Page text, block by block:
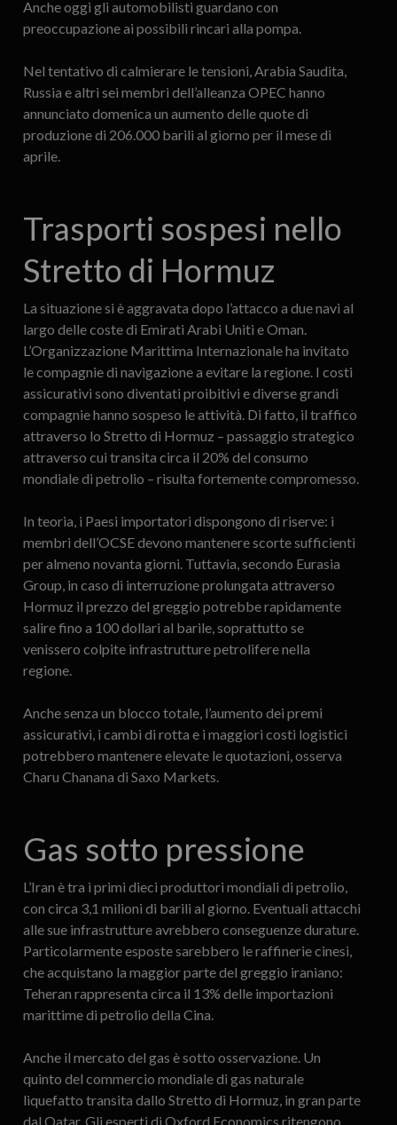
Anche oggi gli automobilisti guardano con
preoccupazione ai possibili rincari alla pompa.
Nel tentativo di calmierare le tensioni, Arabia Saudita,
Russia e altri sei membri dell’alleanza OPEC hanno
annunciato domenica un aumento delle quote di
produzione di 206.000 barili al giorno per il mese di
aprile.
Trasporti sospesi nello
Stretto di Hormuz
La situazione si è aggravata dopo l’attacco a due navi al
largo delle coste di Emirati Arabi Uniti e Oman.
L’Organizzazione Marittima Internazionale ha invitato
le compagnie di navigazione a evitare la regione. I costi
assicurativi sono diventati proibitivi e diverse grandi
compagnie hanno sospeso le attività. Di fatto, il traffico
attraverso lo Stretto di Hormuz – passaggio strategico
attraverso cui transita circa il 20% del consumo
mondiale di petrolio – risulta fortemente compromesso.
In teoria, i Paesi importatori dispongono di riserve: i
membri dell’OCSE devono mantenere scorte sufficienti
per almeno novanta giorni. Tuttavia, secondo Eurasia
Group, in caso di interruzione prolungata attraverso
Hormuz il prezzo del greggio potrebbe rapidamente
salire fino a 100 dollari al barile, soprattutto se
venissero colpite infrastrutture petrolifere nella
regione.
Anche senza un blocco totale, l’aumento dei premi
assicurativi, i cambi di rotta e i maggiori costi logistici
potrebbero mantenere elevate le quotazioni, osserva
Charu Chanana di Saxo Markets.
Gas sotto pressione
L’Iran è tra i primi dieci produttori mondiali di petrolio,
con circa 3,1 milioni di barili al giorno. Eventuali attacchi
alle sue infrastrutture avrebbero conseguenze durature.
Particolarmente esposte sarebbero le raffinerie cinesi,
che acquistano la maggior parte del greggio iraniano:
Teheran rappresenta circa il 13% delle importazioni
marittime di petrolio della Cina.
Anche il mercato del gas è sotto osservazione. Un
quinto del commercio mondiale di gas naturale
liquefatto transita dallo Stretto di Hormuz, in gran parte
dal Qatar. Gli esperti di Oxford Economics ritengono